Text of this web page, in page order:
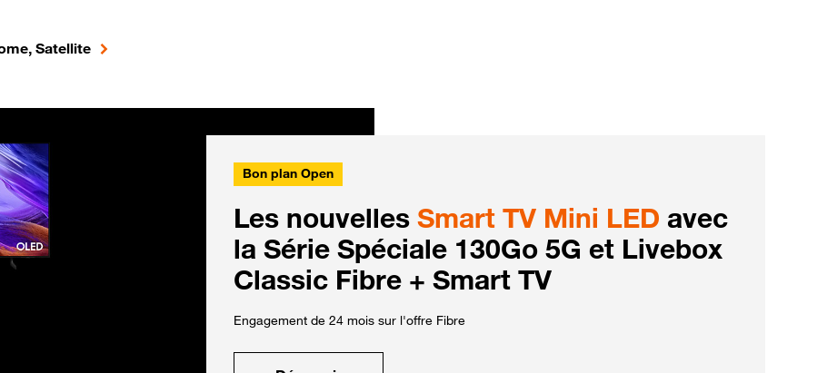
Satellite
Bon plan Open
Les nouvelles Smart TV Mini LED avec
la Série Spéciale 130Go 5G et Livebox
Classic Fibre + Smart TV
Engagement de 24 mois sur l'offre Fibre